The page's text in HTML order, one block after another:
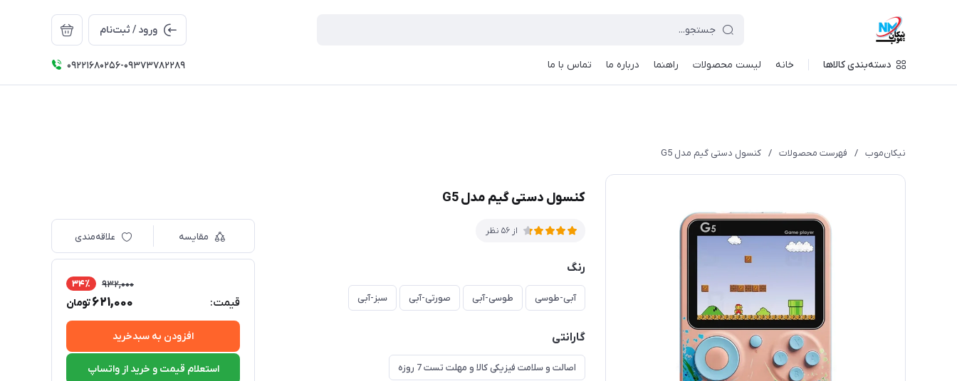
ورود / ثبت‌نام
دسته‌بندی کالاها خانه لیست محصولات راهنما درباره ما تماس با ما 09221680256-09373782289
نیکان‌موب / فهرست محصولات / کنسول دستی گیم مدل G5
کنسول دستی گیم مدل G5
از 56 نظر
رنگ
آبی-طوسی طوسی-آبی صورتی-آبی سبز-آبی
گارانتی
اصالت و سلامت فیزیکی کالا و مهلت تست 7 روزه
مقایسه علاقه‌مندی
قیمت:
932,000 34٪
621,000تومان
افزودن به سبدخرید
استعلام قیمت و خرید از واتساپ